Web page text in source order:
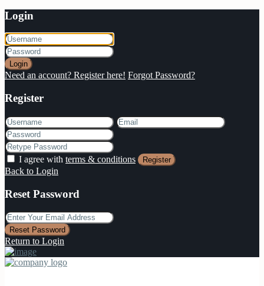
Login
Login
Need an account? Register here! Forgot Password?
Register
I agree with terms & conditions Register
Back to Login
Reset Password
Reset Password
Return to Login